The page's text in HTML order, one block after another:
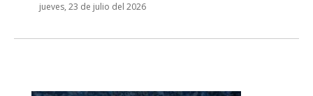
jueves, 23 de julio del 2026